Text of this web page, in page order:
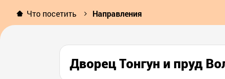
Что посетить Направления
Дворец Тонгун и пруд